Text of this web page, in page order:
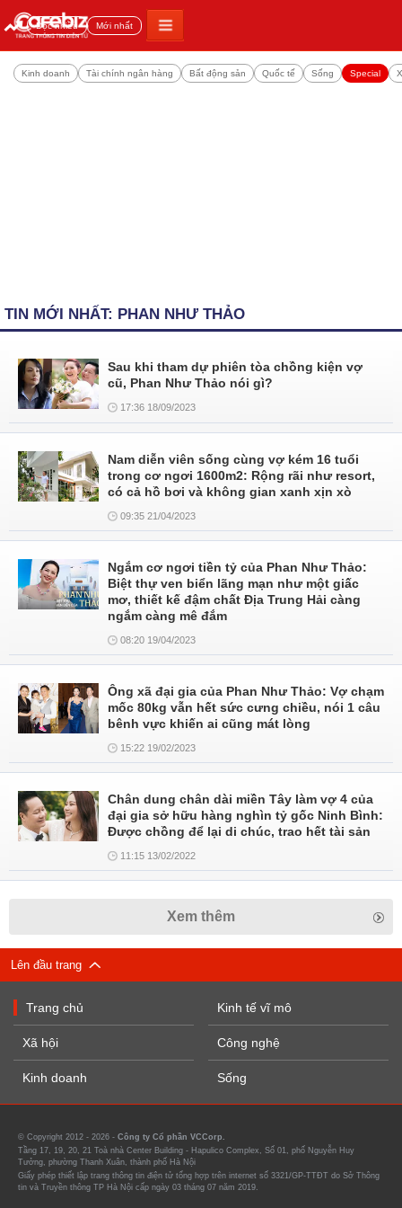
Đọc nhiều Mới nhất
Kinh doanh Tài chính ngân hàng Bất động sản Quốc tế Sống Special
TIN MỚI NHẤT: PHAN NHƯ THẢO
Sau khi tham dự phiên tòa chồng kiện vợ
cũ, Phan Như Thảo nói gì?
17:36 18/09/2023
Nam diễn viên sống cùng vợ kém 16 tuổi
trong cơ ngơi 1600m2: Rộng rãi như resort,
có cả hồ bơi và không gian xanh xịn xò
09:35 21/04/2023
Ngắm cơ ngơi tiền tỷ của Phan Như Thảo:
Biệt thự ven biển lãng mạn như một giấc
mơ, thiết kế đậm chất Địa Trung Hải càng
ngắm càng mê đắm
08:20 19/04/2023
Ông xã đại gia của Phan Như Thảo: Vợ chạm
mốc 80kg vẫn hết sức cưng chiều, nói 1 câu
bênh vực khiến ai cũng mát lòng
15:22 19/02/2023
Chân dung chân dài miền Tây làm vợ 4 của
đại gia sở hữu hàng nghìn tỷ gốc Ninh Bình:
Được chồng để lại di chúc, trao hết tài sản
11:15 13/02/2022
Xem thêm
Lên đầu trang
Trang chủ
Xã hội
Kinh doanh
Kinh tế vĩ mô
Công nghệ
Sống
© Copyright 2012 - 2026 - Công ty Cổ phần VCCorp.
Tầng 17, 19, 20, 21 Toà nhà Center Building - Hapulico Complex, Số 01, phố Nguyễn Huy
Tưởng, phường Thanh Xuân, thành phố Hà Nội
Giấy phép thiết lập trang thông tin điện tử tổng hợp trên internet số 3321/GP-TTĐT do Sở Thông
tin và Truyền thông TP Hà Nội cấp ngày 03 tháng 07 năm 2019.